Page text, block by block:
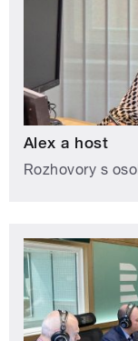
Alex a host
Rozhovory s